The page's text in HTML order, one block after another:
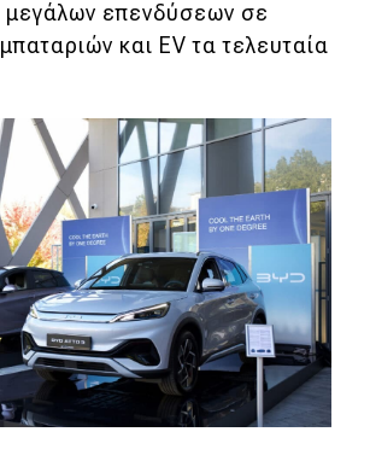
επενδύσεων σε
και EV τα τελευταία